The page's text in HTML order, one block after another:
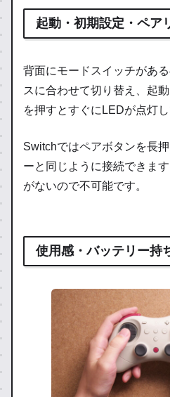
起動・初期設定・ペア
背面にモードスイッチがあ
スに合わせて切り替え、起
を押すとすぐにLEDが点灯し
Switchではペアボタンを長
ーと同じように接続できま
がないので不可能です。
使用感・バッテリー持